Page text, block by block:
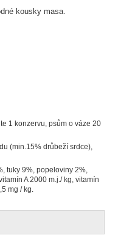
kousky masa.
1 konzervu, psům o váze 20
(min.15% drůbeží srdce),
tuky 9%, popeloviny 2%,
A 2000 m.j./ kg, vitamín
mg / kg.